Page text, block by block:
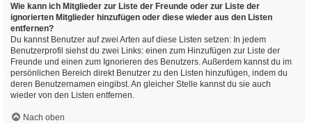
Wie kann ich Mitglieder zur Liste der Freunde oder zur Liste der
ignorierten Mitglieder hinzufügen oder diese wieder aus den Listen
entfernen?
Du kannst Benutzer auf zwei Arten auf diese Listen setzen: In jedem
Benutzerprofil siehst du zwei Links: einen zum Hinzufügen zur Liste der
Freunde und einen zum Ignorieren des Benutzers. Außerdem kannst du im
persönlichen Bereich direkt Benutzer zu den Listen hinzufügen, indem du
deren Benutzernamen eingibst. An gleicher Stelle kannst du sie auch
wieder von den Listen entfernen.
Nach oben